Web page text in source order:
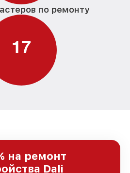
по ремонту
17
на ремонт
Dali